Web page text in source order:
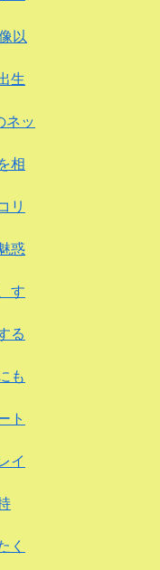
以
生
ネッ
相
リ
惑
す
る
も
ト
イ
く